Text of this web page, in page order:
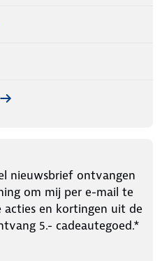
nieuwsbrief ontvangen
om mij per e-mail te
acties en kortingen uit de
5.- cadeautegoed.*